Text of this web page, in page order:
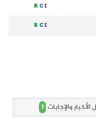
RCI
RCI
الأخبار والإجابات 1